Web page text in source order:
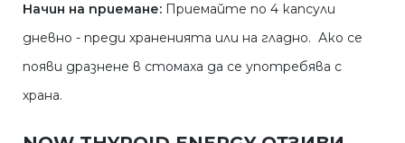
Начин на приемане: Приемайте по 4 капсули
дневно - преди храненията или на гладно. Ако се
появи дразнене в стомаха да се употребява с
храна.